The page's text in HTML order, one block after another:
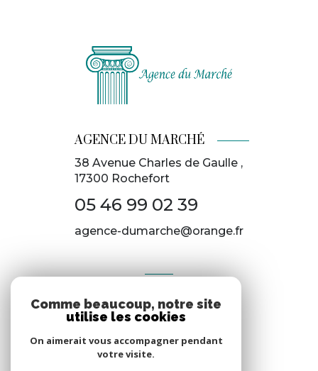
AGENCE DU MARCHÉ
38 Avenue Charles de Gaulle ,
17300 Rochefort
05 46 99 02 39
agence-dumarche@orange.fr
Clients
Comme beaucoup, notre site
utilise les cookies
On aimerait vous accompagner pendant
votre visite.